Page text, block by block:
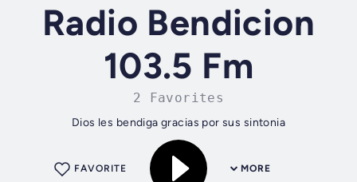
Radio Bendicion
103.5 Fm
2 Favorites
Dios les bendiga gracias por sus sintonia
MORE
FAVORITE